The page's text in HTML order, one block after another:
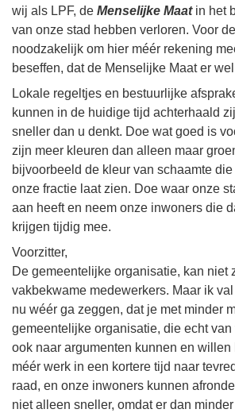
wij als LPF, de Menselijke Maatin het
van onze stad hebben verloren. Voor
noodzakelijk om hier méér rekening
beseffen, dat de Menselijke Maat er
Lokale regeltjes en bestuurlijke
kunnen in de huidige tijd achterhaald
sneller dan u denkt. Doe wat goed is
zijn meer kleuren dan alleen maar
bijvoorbeeld de kleur van schaamte
onze fractie laat zien. Doe waar onze
aan heeft en neem onze inwoners die
krijgen tijdig mee.
Voorzitter,
De gemeentelijke organisatie, kan niet
vakbekwame medewerkers. Maar ik
nu wéér ga zeggen, dat je met minder
gemeentelijke organisatie, die echt
ook naar argumenten kunnen en willen
méér werk in een kortere tijd naar
raad, en onze inwoners kunnen
niet alleen sneller, omdat er dan